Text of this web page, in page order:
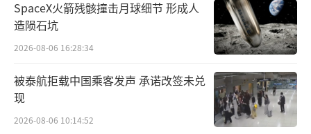
SpaceX火箭残骸撞击月球细节 形成人
造陨石坑
2026-08-06 16:28:34
被泰航拒载中国乘客发声 承诺改签未兑
现
2026-08-06 10:14:52